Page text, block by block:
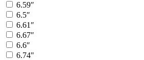
6.59″
6.5″
6.61″
6.67″
6.6″
6.74"